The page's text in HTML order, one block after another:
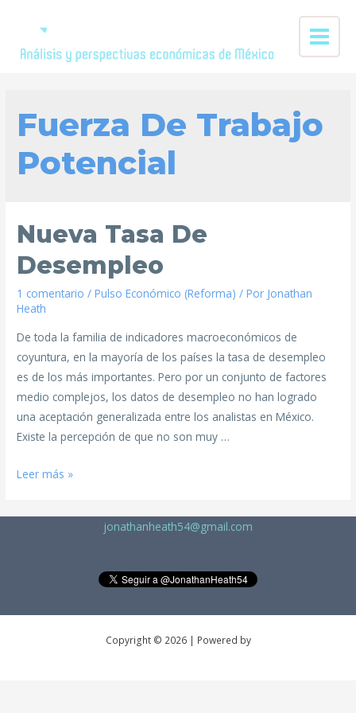
Fuerza De Trabajo
Potencial
Nueva Tasa De
Desempleo
1 comentario /Pulso Económico (Reforma) / Por Jonathan
Heath
De toda la familia de indicadores macroeconómicos de
coyuntura, en la mayoría de los países la tasa de desempleo
es de los más importantes. Pero por un conjunto de factores
medio complejos, los datos de desempleo no han logrado
una aceptación generalizada entre los analistas en México.
Existe la percepción de que no son muy …
Leer más »
jonathanheath54@gmail.com
Copyright © 2026 | Powered by